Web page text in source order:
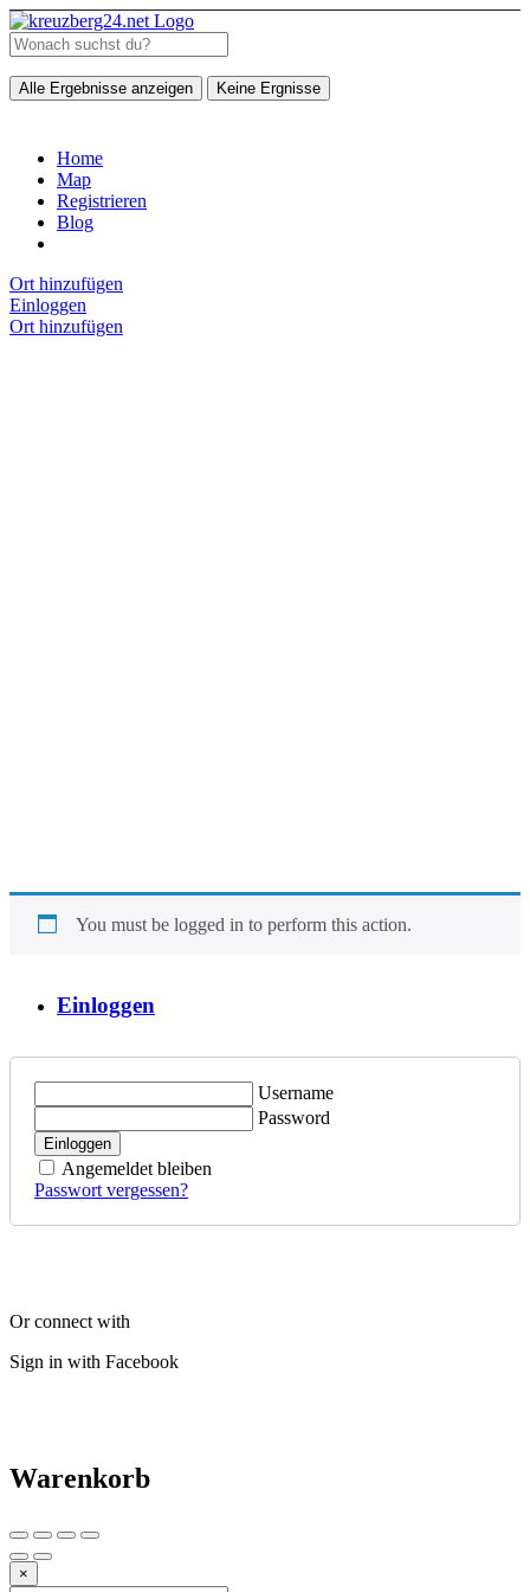
Alle Ergebnisse anzeigen Keine Ergnisse
Home
Map
Registrieren
Blog
Ort hinzufügen
Einloggen
Ort hinzufügen
You must be logged in to perform this action.
Einloggen
Username
Password
Einloggen
Angemeldet bleiben
Passwort vergessen?
Or connect with
Sign in with Facebook
Warenkorb
×